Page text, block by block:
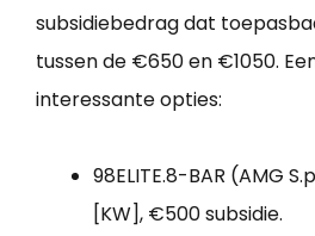
subsidiebedrag dat
tussen de €650 en €1050.
interessante opties:
98ELITE.8-BAR (AMG
[KW], €500 subsidie.